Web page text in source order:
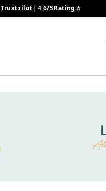
| 4,6/5 Rating ⭐️